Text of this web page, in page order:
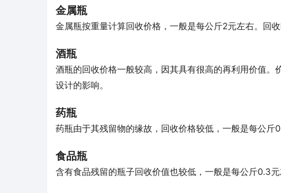
金属瓶
金属瓶按重量计算回收价格，一般是每公斤2元左右。回
酒瓶
酒瓶的回收价格一般较高，因其具有很高的再利用价值
设计的影响。
药瓶
药瓶由于其残留物的缘故，回收价格较低，一般是每公斤
食品瓶
含有食品残留的瓶子回收价值也较低，一般是每公斤0.3元